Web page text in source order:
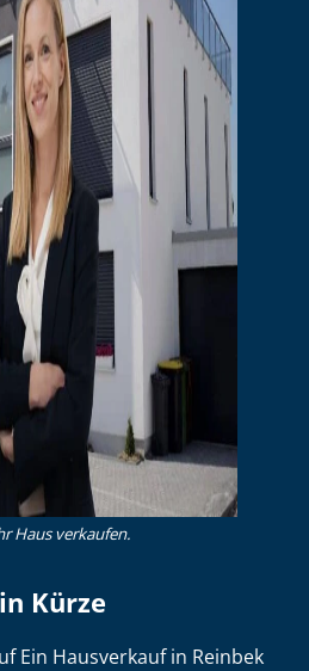
Haus verkaufen.
Kürze
Ein Hausverkauf in Reinbek